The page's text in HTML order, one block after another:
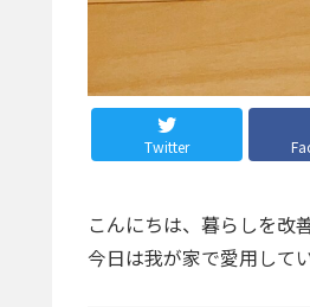
Twitter
こんにちは、暮らしを改
今日は我が家で愛用して